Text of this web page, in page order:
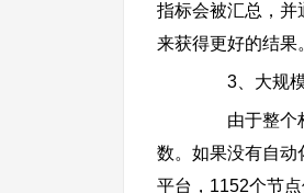
指标会被汇总，并
来获得更好的结果
3、大规模
由于整个构
数。如果没有自动
平台，1152个节